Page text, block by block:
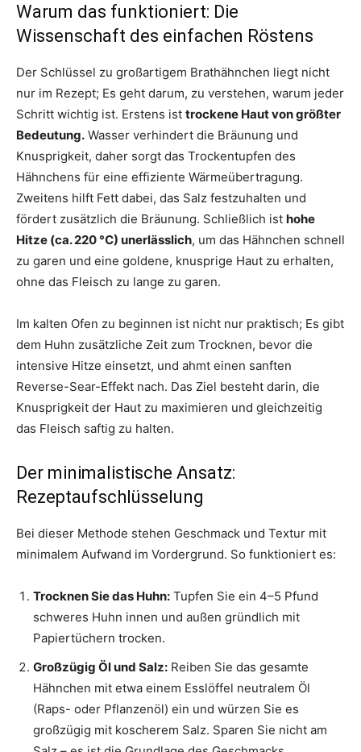
Warum das funktioniert: Die
Wissenschaft des einfachen Röstens
Der Schlüssel zu großartigem Brathähnchen liegt nicht
nur im Rezept; Es geht darum, zu verstehen, warum jeder
Schritt wichtig ist. Erstens ist trockene Haut von größter
Bedeutung. Wasser verhindert die Bräunung und
Knusprigkeit, daher sorgt das Trockentupfen des
Hähnchens für eine effiziente Wärmeübertragung.
Zweitens hilft Fett dabei, das Salz festzuhalten und
fördert zusätzlich die Bräunung. Schließlich ist hohe
Hitze (ca. 220 °C) unerlässlich, um das Hähnchen schnell
zu garen und eine goldene, knusprige Haut zu erhalten,
ohne das Fleisch zu lange zu garen.
Im kalten Ofen zu beginnen ist nicht nur praktisch; Es gibt
dem Huhn zusätzliche Zeit zum Trocknen, bevor die
intensive Hitze einsetzt, und ahmt einen sanften
Reverse-Sear-Effekt nach. Das Ziel besteht darin, die
Knusprigkeit der Haut zu maximieren und gleichzeitig
das Fleisch saftig zu halten.
Der minimalistische Ansatz:
Rezeptaufschlüsselung
Bei dieser Methode stehen Geschmack und Textur mit
minimalem Aufwand im Vordergrund. So funktioniert es:
Trocknen Sie das Huhn: Tupfen Sie ein 4–5 Pfund
schweres Huhn innen und außen gründlich mit
Papiertüchern trocken.
Großzügig Öl und Salz: Reiben Sie das gesamte
Hähnchen mit etwa einem Esslöffel neutralem Öl
(Raps- oder Pflanzenöl) ein und würzen Sie es
großzügig mit koscherem Salz. Sparen Sie nicht am